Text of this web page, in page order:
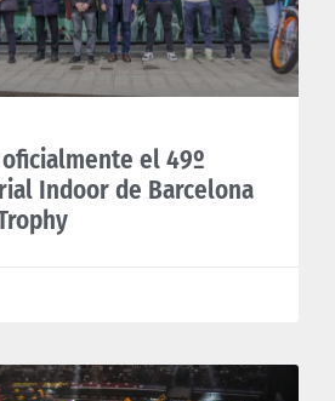
el 49º
Indoor de Barcelona